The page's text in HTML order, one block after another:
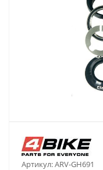
Артикул:ARV-GH691